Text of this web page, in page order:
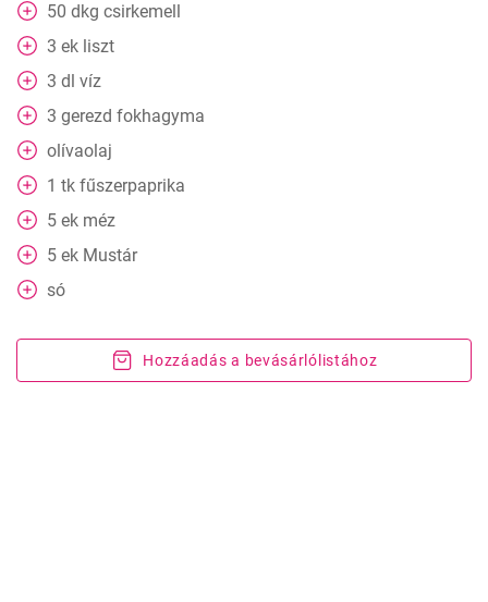
50 dkg csirkemell
3 ek liszt
3 dl víz
3 gerezd fokhagyma
olívaolaj
1 tk fűszerpaprika
5 ek méz
5 ek Mustár
só
Hozzáadás a bevásárlólistához